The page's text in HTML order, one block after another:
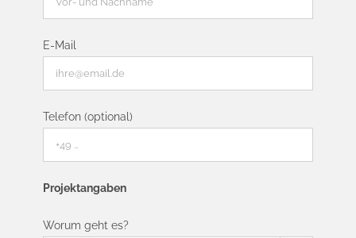
E-Mail
Telefon (optional)
Projektangaben
Worum geht es?